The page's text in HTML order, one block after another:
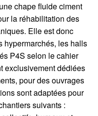
chape fluide ciment
la réhabilitation des
Elle est donc
hypermarchés, les halls
P4S selon le cahier
exclusivement dédiées
pour des ouvrages
sont adaptées pour
suivants :